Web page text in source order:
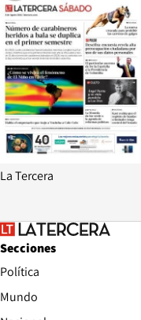
La Tercera
Secciones
Política
Mundo